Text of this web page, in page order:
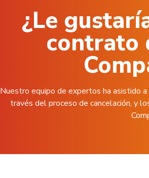
¿Le
contrato
Nuestro equipo de expertos ha asistido
través del proceso de cancelación, y